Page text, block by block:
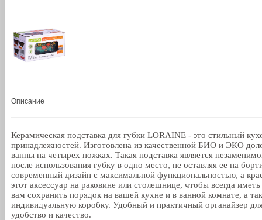
Описание
Керамическая подставка для губки LORAINE - это стильный
принадлежностей. Изготовлена из качественной БИО и ЭКО
ванны на четырех ножках. Такая подставка является
после использования губку в одно место, не оставляя ее на
современный дизайн с максимальной функциональностью, а
этот аксессуар на раковине или столешнице, чтобы всегда
вам сохранить порядок на вашей кухне и в ванной комнате, а
индивидуальную коробку. Удобный и практичный органайзер
удобство и качество.